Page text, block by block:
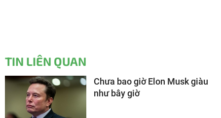
TIN LIÊN QUAN
Chưa bao giờ Elon Musk giàu
như bây giờ